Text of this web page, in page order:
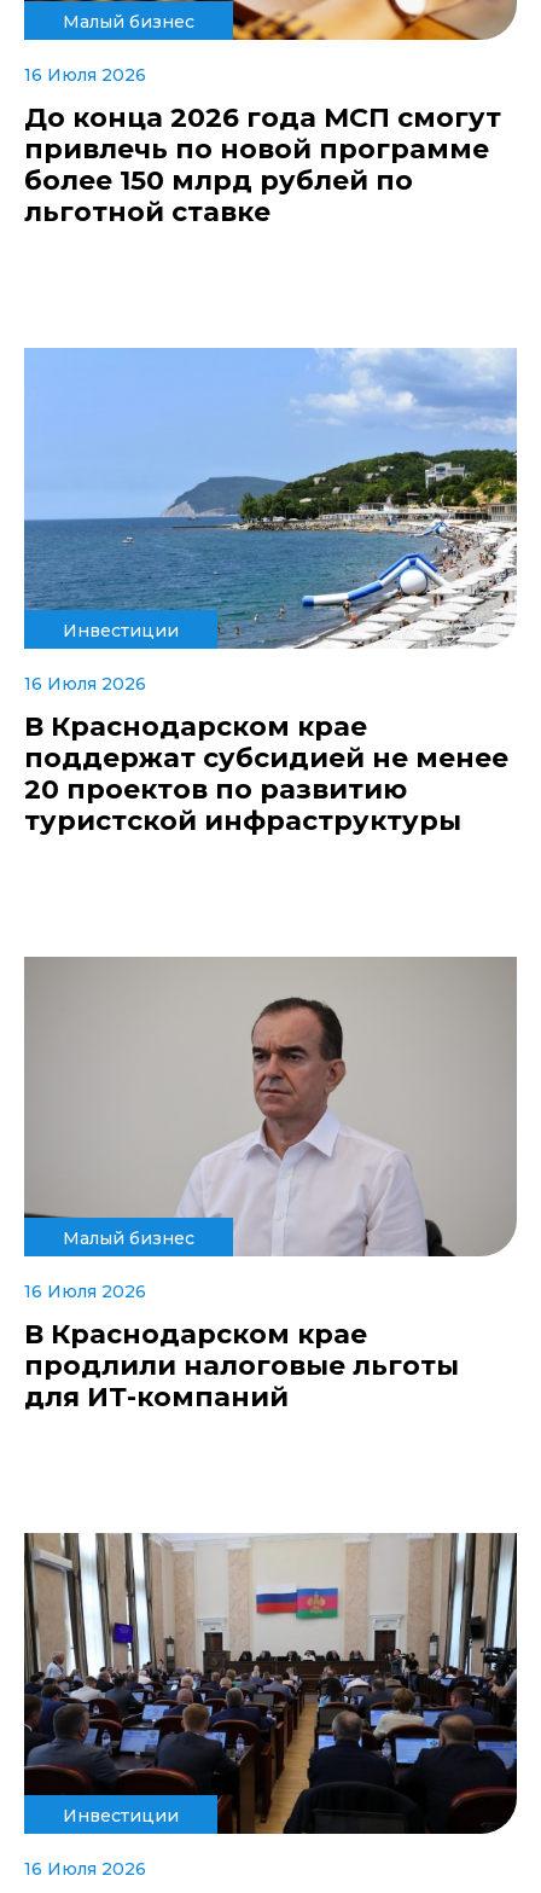
Малый бизнес
16 Июля 2026
До конца 2026 года МСП смогут
привлечь по новой программе
более 150 млрд рублей по
льготной ставке
Инвестиции
16 Июля 2026
В Краснодарском крае
поддержат субсидией не менее
20 проектов по развитию
туристской инфраструктуры
Малый бизнес
16 Июля 2026
В Краснодарском крае
продлили налоговые льготы
для ИТ-компаний
Инвестиции
16 Июля 2026